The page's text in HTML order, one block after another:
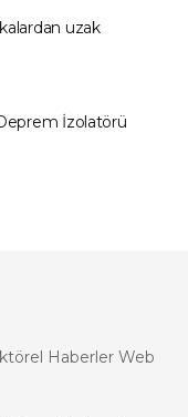
uzak
İzolatörü
Haberler Web